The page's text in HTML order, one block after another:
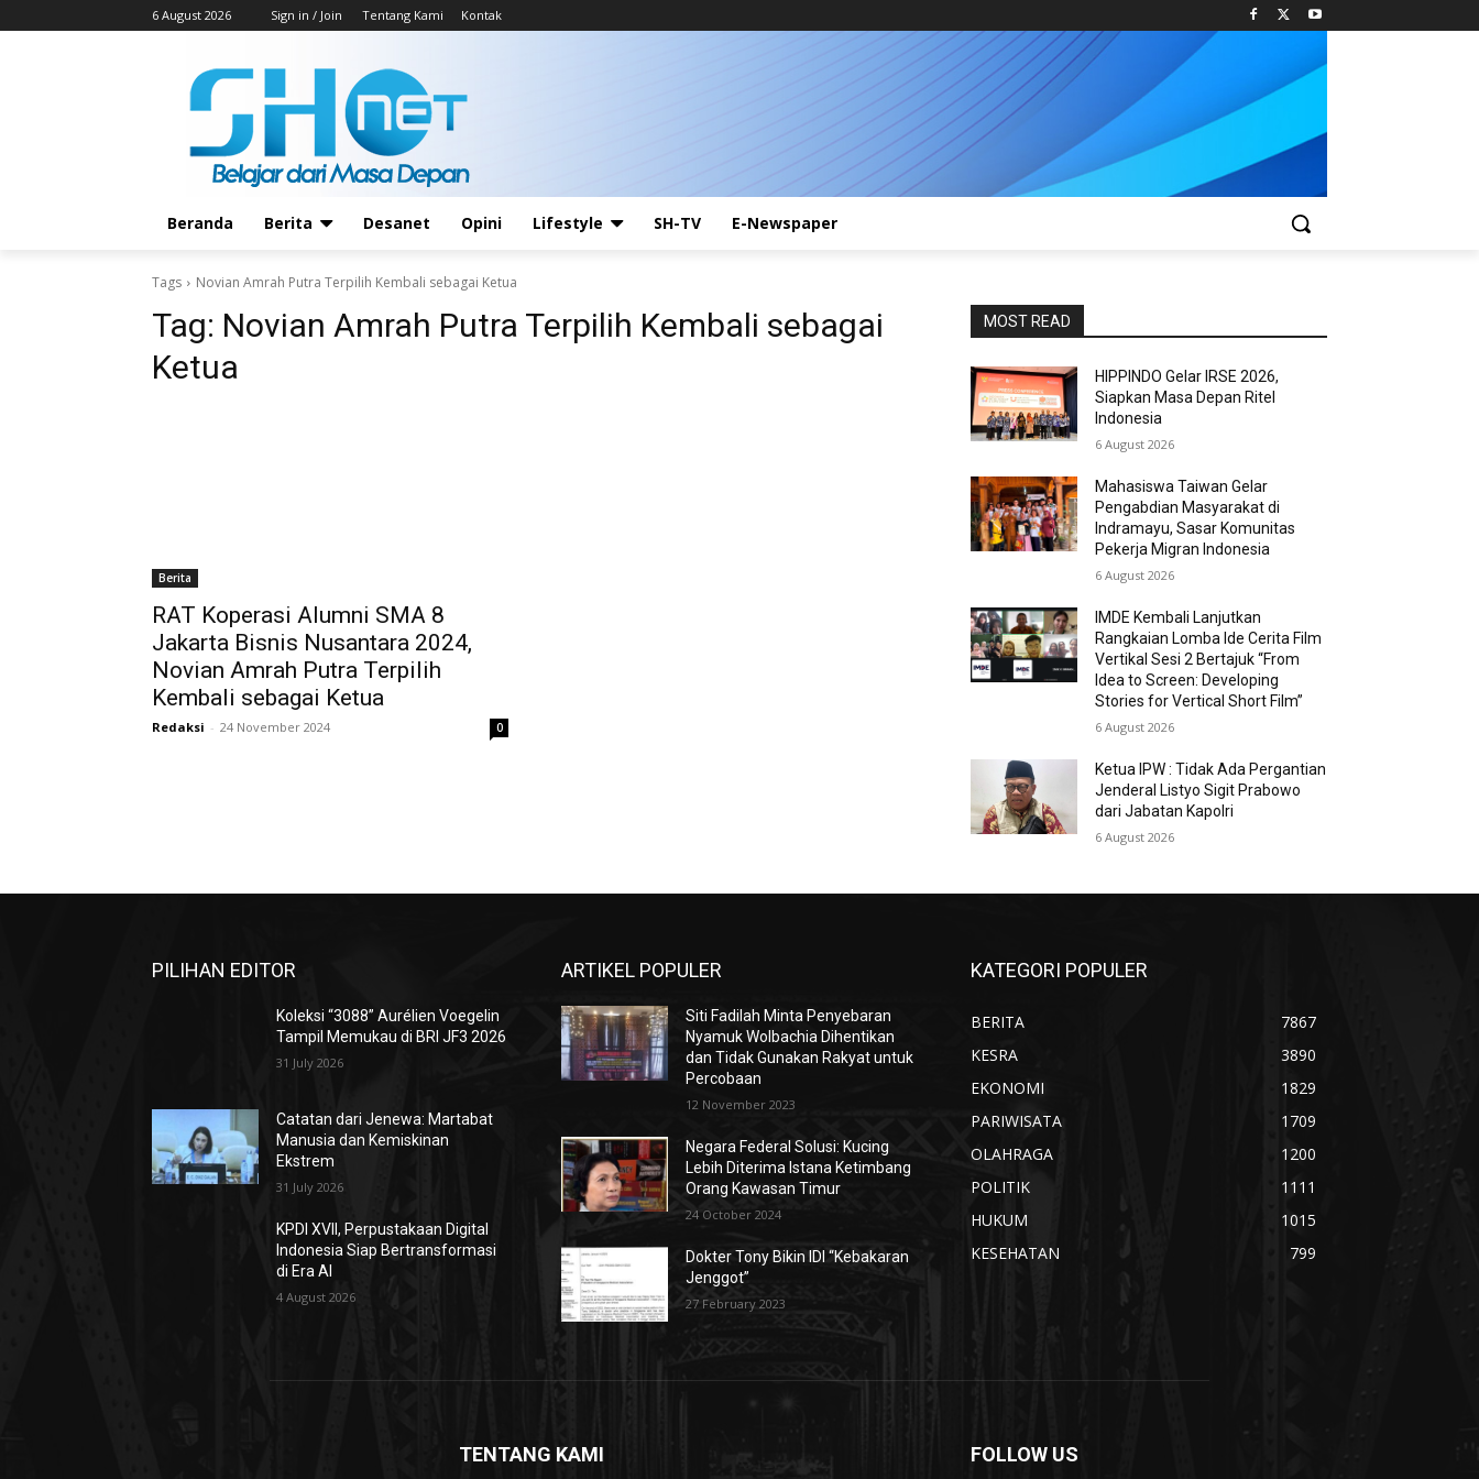
6 August 2026 Sign in / Join Tentang Kami Kontak
Beranda Berita Desanet Opini Lifestyle SH-TV E-Newspaper
Tags Novian Amrah Putra Terpilih Kembali sebagai Ketua
Tag: Novian Amrah Putra Terpilih Kembali sebagai
Ketua
Berita
RAT Koperasi Alumni SMA 8
Jakarta Bisnis Nusantara 2024,
Novian Amrah Putra Terpilih
Kembali sebagai Ketua
Redaksi - 24 November 2024 0
MOST READ
HIPPINDO Gelar IRSE 2026,
Siapkan Masa Depan Ritel
Indonesia
6 August 2026
Mahasiswa Taiwan Gelar
Pengabdian Masyarakat di
Indramayu, Sasar Komunitas
Pekerja Migran Indonesia
6 August 2026
IMDE Kembali Lanjutkan
Rangkaian Lomba Ide Cerita Film
Vertikal Sesi 2 Bertajuk “From
Idea to Screen: Developing
Stories for Vertical Short Film”
6 August 2026
Ketua IPW : Tidak Ada Pergantian
Jenderal Listyo Sigit Prabowo
dari Jabatan Kapolri
6 August 2026
PILIHAN EDITOR
Koleksi “3088” Aurélien Voegelin
Tampil Memukau di BRI JF3 2026
31 July 2026
Catatan dari Jenewa: Martabat
Manusia dan Kemiskinan
Ekstrem
31 July 2026
KPDI XVII, Perpustakaan Digital
Indonesia Siap Bertransformasi
di Era AI
4 August 2026
ARTIKEL POPULER
Siti Fadilah Minta Penyebaran
Nyamuk Wolbachia Dihentikan
dan Tidak Gunakan Rakyat untuk
Percobaan
12 November 2023
Negara Federal Solusi: Kucing
Lebih Diterima Istana Ketimbang
Orang Kawasan Timur
24 October 2024
Dokter Tony Bikin IDI “Kebakaran
Jenggot”
27 February 2023
KATEGORI POPULER
BERITA
7867
KESRA
3890
EKONOMI
1829
PARIWISATA
1709
OLAHRAGA
1200
POLITIK
1111
HUKUM
1015
KESEHATAN
799
TENTANG KAMI FOLLOW US